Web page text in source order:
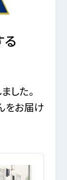
した。
をお届け